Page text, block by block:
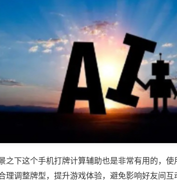
之下这个手机打牌计算辅助也是非常有用的，
理调整牌型，提升游戏体验，避免影响好友间互